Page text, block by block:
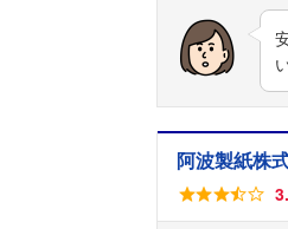
阿波製紙株